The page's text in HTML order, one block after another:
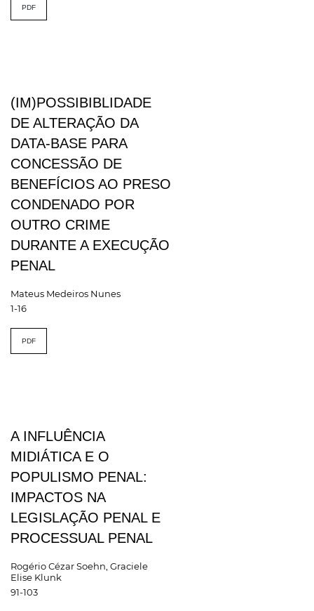
PDF
(IM)POSSIBIBLIDADE
DE ALTERAÇÃO DA
DATA-BASE PARA
CONCESSÃO DE
BENEFÍCIOS AO PRESO
CONDENADO POR
OUTRO CRIME
DURANTE A EXECUÇÃO
PENAL
Mateus Medeiros Nunes
1-16
PDF
A INFLUÊNCIA
MIDIÁTICA E O
POPULISMO PENAL:
IMPACTOS NA
LEGISLAÇÃO PENAL E
PROCESSUAL PENAL
Rogério Cézar Soehn, Graciele
Elise Klunk
91-103